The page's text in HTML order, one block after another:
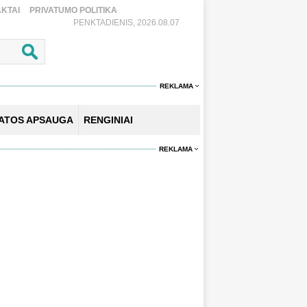
PRIVATUMO POLITIKA
PENKTADIENIS, 2026.08.07
REKLAMA
APSAUGA RENGINIAI
REKLAMA